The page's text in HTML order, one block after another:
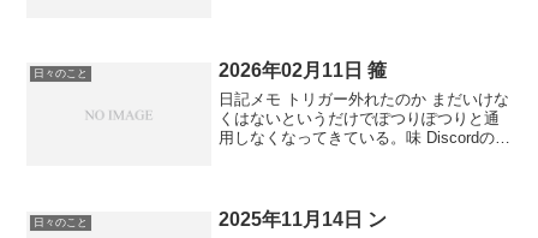
日々のこと 2026年02月11日 箍
日記メモ トリガー外れたのか まだいけな
くはないというだけでぽつりぽつりと通
用しなくなってきている。味 Discordのサ
日々のこと 2025年11月14日 ン